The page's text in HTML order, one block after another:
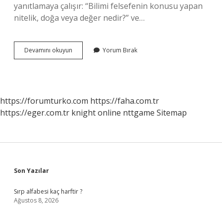
yanıtlamaya çalışır: “Bilimi felsefenin konusu yapan
nitelik, doğa veya değer nedir?” ve…
Devamını okuyun
Felsefesi
Yorum Bırak
https://forumturko.com https://faha.com.tr
https://eger.com.tr knight online nttgame Sitemap
Sidebar
Son Yazılar
Sırp alfabesi kaç harftir ?
Ağustos 8, 2026